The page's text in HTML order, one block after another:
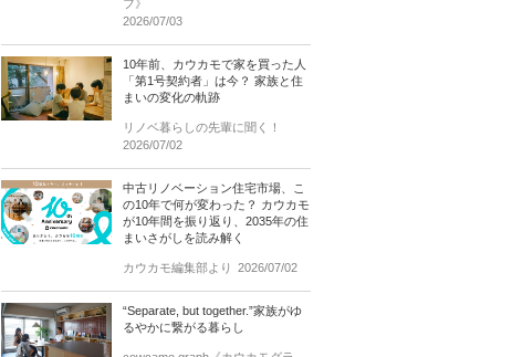
フ》
2026/07/03
10年前、カウカモで家を買った人
「第1号契約者」は今？ 家族と住
まいの変化の軌跡
リノベ暮らしの先輩に聞く！
2026/07/02
中古リノベーション住宅市場、こ
の10年で何が変わった？ カウカモ
が10年間を振り返り、2035年の住
まいさがしを読み解く
カウカモ編集部より 2026/07/02
“Separate, but together.”家族がゆ
るやかに繋がる暮らし